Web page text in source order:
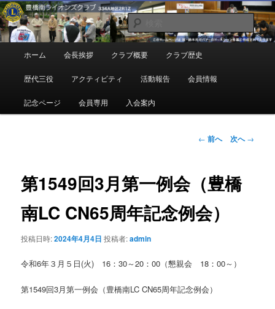
メ
イ
ン
コ
豊橋南ライオンズクラブ
地域奉仕ボランティア
検
索
ュ
ホーム 会長挨拶 クラブ概要 クラブ歴史
歴代三役 アクティビティ 活動報告 会員情報
記念ページ 会員専用 入会案内
投
ビ
ゲ
シ
← 前へ 次へ→
第1549回3月第一例会（豊橋
南LC CN65周年記念例会）
投稿日時:2024年4月4日 投稿者:admin
令和6年３月５日(火) 16：30～20：00（懇親会 18：00～）
第1549回3月第一例会（豊橋南LC CN65周年記念例会）